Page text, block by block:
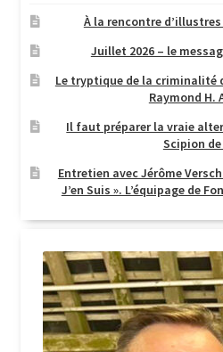
À la rencontre
Juillet 2026 – le
Le tryptique de la criminalité
Raymond H.
Il faut préparer la vraie
Scipion
Entretien avec Jérôme
J’en Suis ». L’équipage de